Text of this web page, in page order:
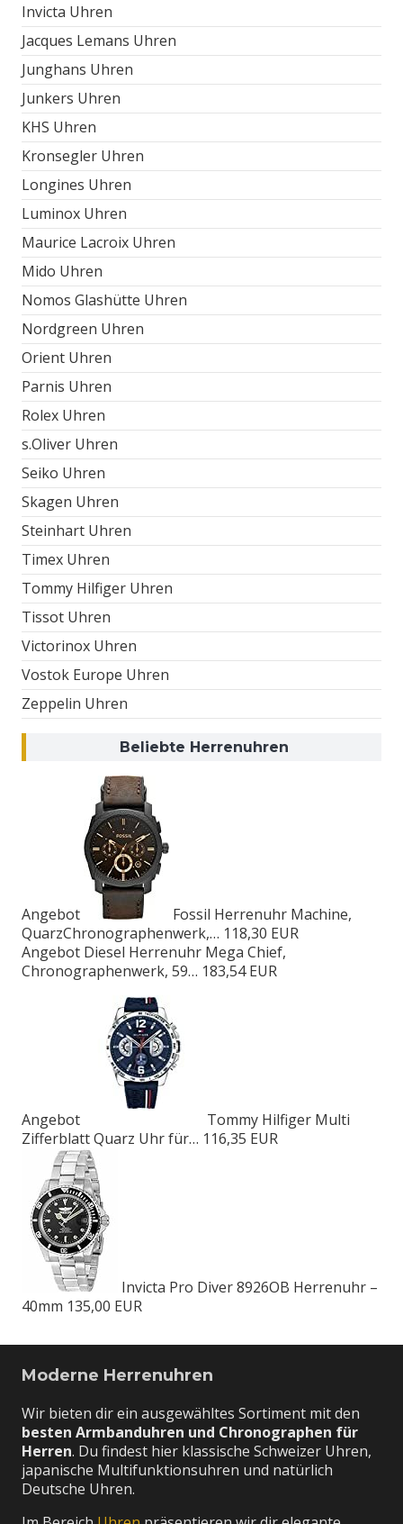
Invicta Uhren
Jacques Lemans Uhren
Junghans Uhren
Junkers Uhren
KHS Uhren
Kronsegler Uhren
Longines Uhren
Luminox Uhren
Maurice Lacroix Uhren
Mido Uhren
Nomos Glashütte Uhren
Nordgreen Uhren
Orient Uhren
Parnis Uhren
Rolex Uhren
s.Oliver Uhren
Seiko Uhren
Skagen Uhren
Steinhart Uhren
Timex Uhren
Tommy Hilfiger Uhren
Tissot Uhren
Victorinox Uhren
Vostok Europe Uhren
Zeppelin Uhren
Beliebte Herrenuhren
Angebot
Fossil Herrenuhr Machine,
QuarzChronographenwerk,… 118,30 EUR
Angebot Diesel Herrenuhr Mega Chief,
Chronographenwerk, 59… 183,54 EUR
Angebot
Tommy Hilfiger Multi
Zifferblatt Quarz Uhr für… 116,35 EUR
Invicta Pro Diver 8926OB Herrenuhr –
40mm 135,00 EUR
Moderne Herrenuhren
Wir bieten dir ein ausgewähltes Sortiment mit den
besten Armbanduhren und Chronographen für
Herren. Du findest hier klassische Schweizer Uhren,
japanische Multifunktionsuhren und natürlich
Deutsche Uhren.